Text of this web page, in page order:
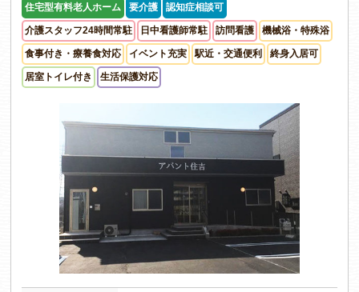
住宅型有料老人ホーム 要介護 認知症相談可
介護スタッフ24時間常駐 日中看護師常駐 訪問看護 機械浴・特殊浴
食事付き・療養食対応 イベント充実 駅近・交通便利 終身入居可
居室トイレ付き 生活保護対応